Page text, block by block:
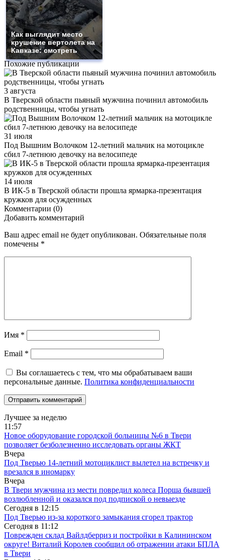
Как выглядит место
крушение вертолета на
Кавказе: смотреть
Похожие публикации
3 августа
В Тверской области пьяный мужчина починил автомобиль
родственницы, чтобы угнать
31 июля
Под Вышним Волочком 12-летний мальчик на мотоцикле
сбил 7-летнюю девочку на велосипеде
14 июля
В ИК-5 в Тверской области прошла ярмарка-презентация
кружков для осужденных
Комментарии (0)
Добавить комментарий
Ваш адрес email не будет опубликован. Обязательные поля
помечены *
Имя *
Email *
Вы соглашаетесь с тем, что мы обрабатываем ваши
персональные данные. Политика конфиденциальности
Лучшее за неделю
11:57
Новое оборудование городской больницы №6 в Твери
позволяет безболезненно исследовать органы ЖКТ
Вчера
Под Тверью 14-летний мотоциклист вылетел на встречку и
врезался в иномарку
Вчера
В Твери мужчина из мести повредил колеса Порша бывшей
возлюбленной и оказался под подпиской о невыезде
Сегодня в 12:15
Под Тверью из-за короткого замыкания сгорел трактор
Сегодня в 11:12
Поврежден склад Вайлдберриз и постройки в Калининском
округе! Виталий Королев сообщил об отражении атаки БПЛА
в Твери